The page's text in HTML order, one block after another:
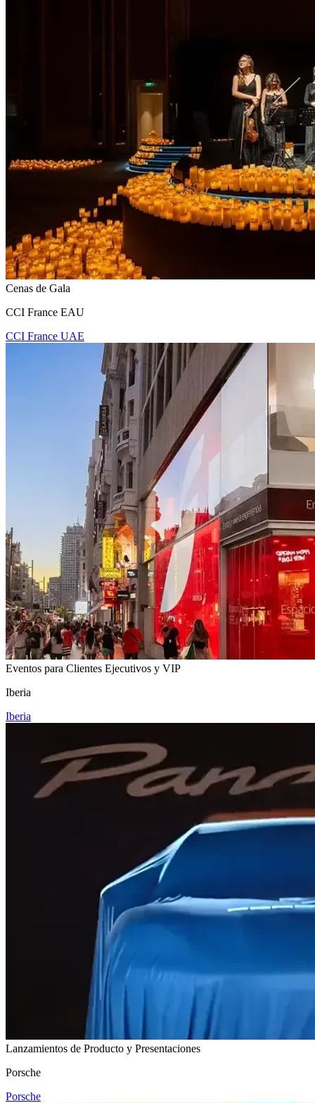
Cenas de Gala
CCI France EAU
CCI France UAE
Eventos para Clientes Ejecutivos y VIP
Iberia
Iberia
Lanzamientos de Producto y Presentaciones
Porsche
Porsche